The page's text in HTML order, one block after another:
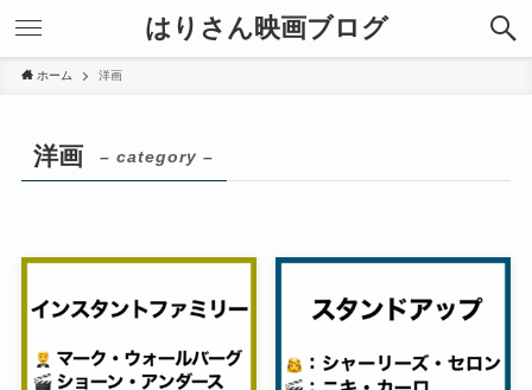
はりさん映画ブログ
ホーム 洋画
洋画 – category –